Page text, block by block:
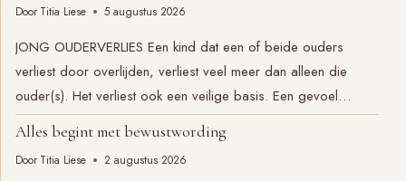
Door Titia Liese 5 augustus 2026
JONG OUDERVERLIES Een kind dat een of beide ouders
verliest door overlijden, verliest veel meer dan alleen die
ouder(s). Het verliest ook een veilige basis. Een gevoel…
Alles begint met bewustwording
Door Titia Liese 2 augustus 2026